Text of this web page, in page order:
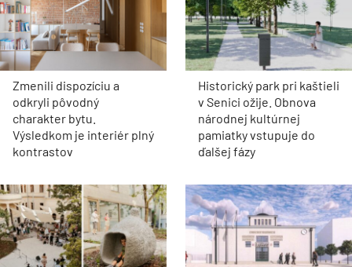
Zmenili dispozíciu a
odkryli pôvodný
charakter bytu.
Výsledkom je interiér plný
kontrastov
Historický park pri kaštieli
v Senici ožije. Obnova
národnej kultúrnej
pamiatky vstupuje do
ďalšej fázy